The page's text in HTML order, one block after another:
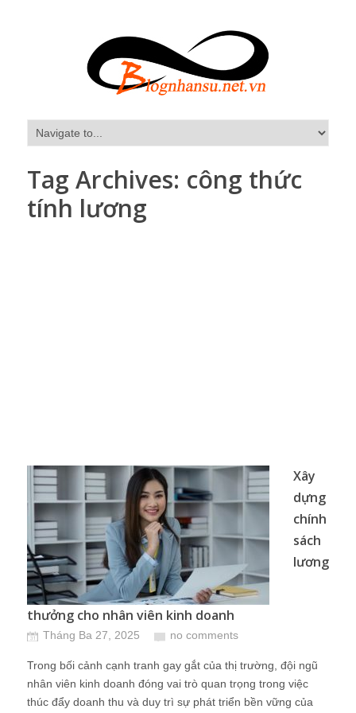
Tag Archives: công thức
tính lương
Xây
dựng
chính
sách
lương
thưởng cho nhân viên kinh doanh
Tháng Ba 27, 2025 no comments
Trong bối cảnh cạnh tranh gay gắt của thị trường, đội ngũ
nhân viên kinh doanh đóng vai trò quan trọng trong việc
thúc đẩy doanh thu và duy trì sự phát triển bền vững của